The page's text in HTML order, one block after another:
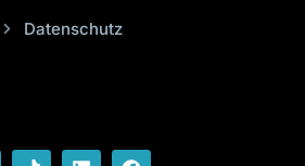
Datenschutz